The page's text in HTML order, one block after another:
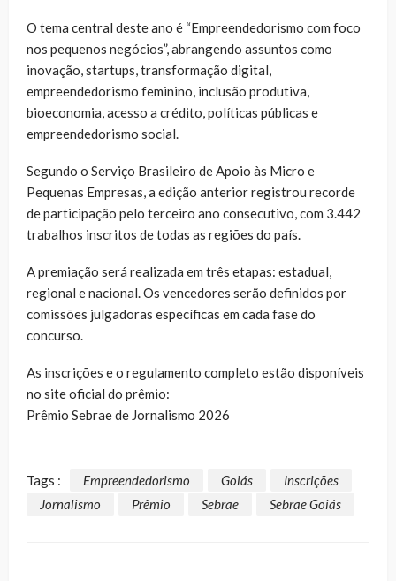
O tema central deste ano é “Empreendedorismo com foco
nos pequenos negócios”, abrangendo assuntos como
inovação, startups, transformação digital,
empreendedorismo feminino, inclusão produtiva,
bioeconomia, acesso a crédito, políticas públicas e
empreendedorismo social.
Segundo o Serviço Brasileiro de Apoio às Micro e
Pequenas Empresas, a edição anterior registrou recorde
de participação pelo terceiro ano consecutivo, com 3.442
trabalhos inscritos de todas as regiões do país.
A premiação será realizada em três etapas: estadual,
regional e nacional. Os vencedores serão definidos por
comissões julgadoras específicas em cada fase do
concurso.
As inscrições e o regulamento completo estão disponíveis
no site oficial do prêmio:
Prêmio Sebrae de Jornalismo 2026
Tags : Empreendedorismo Goiás
Inscrições
Jornalismo
Prêmio Sebrae Sebrae Goiás